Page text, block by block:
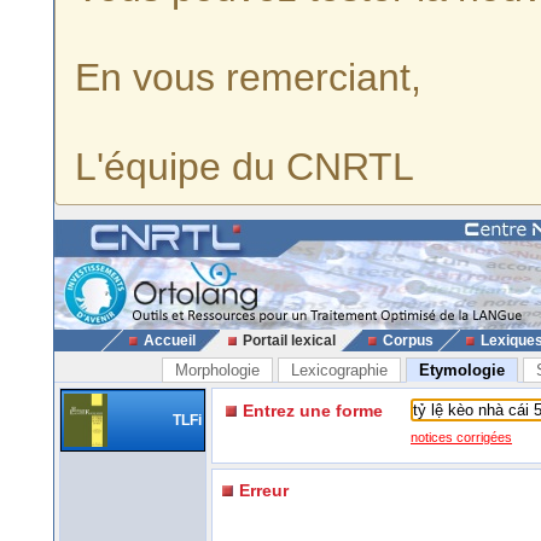
En vous remerciant,
L'équipe du CNRTL
Accueil Portail lexical Corpus
Morphologie Lexicographie Etymologie
TLFi Entrez une forme
notices corrigées
Erreur